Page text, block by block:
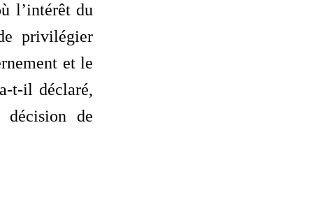
l’intérêt du
privilégier
et le
t-il déclaré,
de